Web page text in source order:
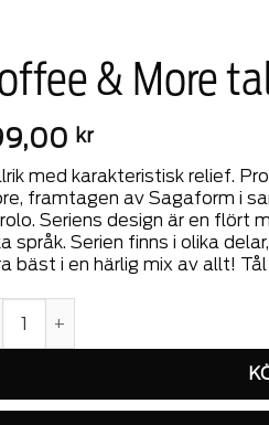
& More
kr
med karakteristisk relief.
framtagen av Sagaform i
Seriens design är en flört
språk. Serien finns i olika
bäst i en härlig mix av allt!